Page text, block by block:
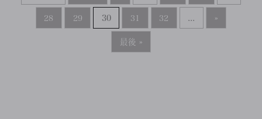
28 29 30 31 32 »
最後 »